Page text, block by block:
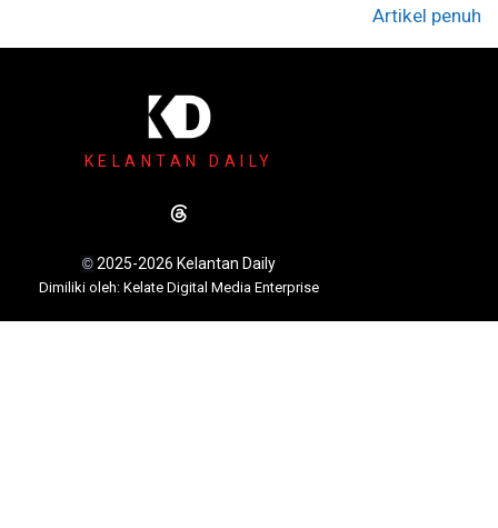
Artikel penuh
KELANTAN DAILY
© 2025-2026 Kelantan Daily
Dimiliki oleh: Kelate Digital Media Enterprise